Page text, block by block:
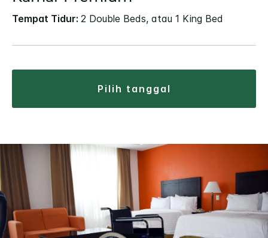
Tempat Tidur: 2 Double Beds, atau 1 King Bed
pilih tanggal